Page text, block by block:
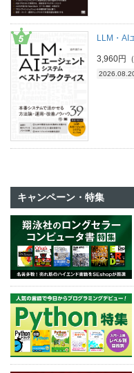
LLM・AI
3,960円（
キャンペーン・特集